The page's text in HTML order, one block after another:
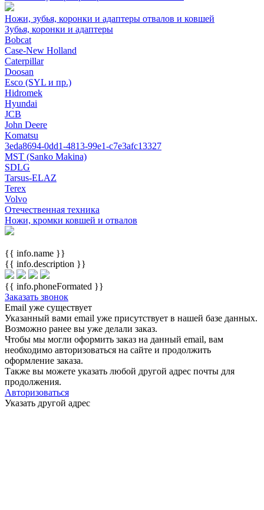
Ножи, зубья, коронки и адаптеры отвалов и ковшей
Зубья, коронки и адаптеры
Bobcat
Case-New Holland
Caterpillar
Doosan
Esco (SYL и пр.)
Hidromek
Hyundai
JCB
John Deere
Komatsu
3eda8694-0dd1-4813-99e1-c7e3afc13327
MST (Sanko Makina)
SDLG
Tarsus-ELAZ
Terex
Volvo
Отечественная техника
Ножи, кромки ковшей и отвалов
{{ info.name }}
{{ info.description }}
{{ info.phoneFormated }}
Заказать звонок
Email уже существует
Указанный вами email уже присутствует в нашей базе данных.
Возможно ранее вы уже делали заказ.
Чтобы мы могли оформить заказ на данный email, вам
необходимо авторизоваться на сайте и продолжить
оформление заказа.
Также вы можете указать любой другой адрес почты для
продолжения.
Авторизоваться
Указать другой адрес